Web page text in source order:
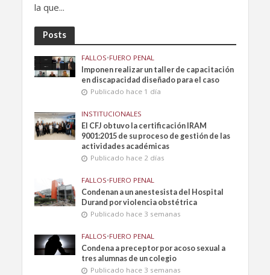
la que...
Posts
FALLOS•FUERO PENAL
Imponen realizar un taller de capacitación
en discapacidad diseñado para el caso
Publicado hace 1 día
INSTITUCIONALES
El CFJ obtuvo la certificación IRAM
9001:2015 de su proceso de gestión de las
actividades académicas
Publicado hace 2 días
FALLOS•FUERO PENAL
Condenan a un anestesista del Hospital
Durand por violencia obstétrica
Publicado hace 3 semanas
FALLOS•FUERO PENAL
Condena a preceptor por acoso sexual a
tres alumnas de un colegio
Publicado hace 3 semanas